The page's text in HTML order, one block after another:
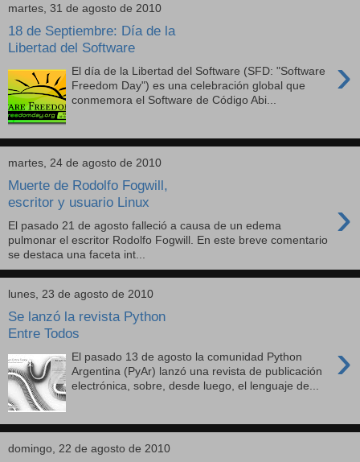
martes, 31 de agosto de 2010
18 de Septiembre: Día de la
Libertad del Software
›
El día de la Libertad del Software (SFD: "Software
Freedom Day") es una celebración global que
conmemora el Software de Código Abi...
martes, 24 de agosto de 2010
Muerte de Rodolfo Fogwill,
escritor y usuario Linux
›
El pasado 21 de agosto falleció a causa de un edema
pulmonar el escritor Rodolfo Fogwill. En este breve comentario
se destaca una faceta int...
lunes, 23 de agosto de 2010
Se lanzó la revista Python
Entre Todos
›
El pasado 13 de agosto la comunidad Python
Argentina (PyAr) lanzó una revista de publicación
electrónica, sobre, desde luego, el lenguaje de...
domingo, 22 de agosto de 2010